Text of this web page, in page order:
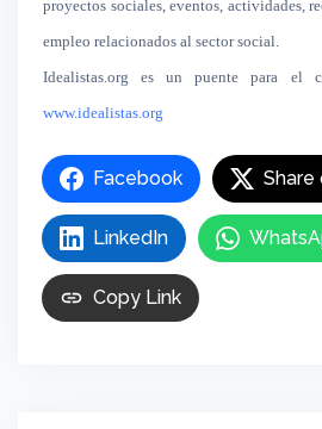
proyectos sociales, eventos, actividades,
empleo relacionados al sector social.
Idealistas.org es un puente para el
www.idealistas.org
Facebook Share
LinkedIn
Copy Link